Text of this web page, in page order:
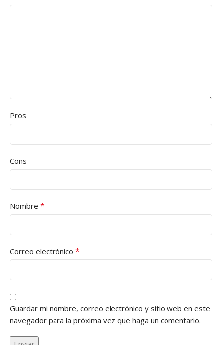
Pros
Cons
Nombre *
Correo electrónico *
Guardar mi nombre, correo electrónico y sitio web en este
navegador para la próxima vez que haga un comentario.